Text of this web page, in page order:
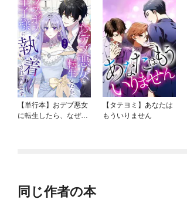
【単行本】おデブ悪女
に転生したら、なぜか
【タテヨミ】あなたは
もういりません
同じ作者の本